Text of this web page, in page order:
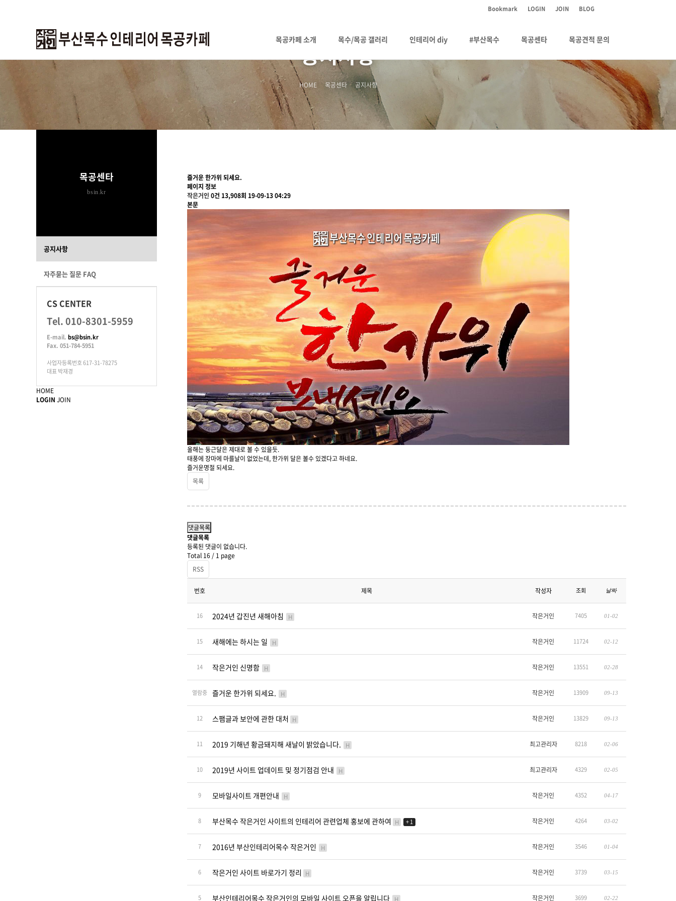
BLOG
JOIN
LOGIN
Bookmark
목공카페 소개 목수/목공 갤러리 인테리어 diy #부산목수 목공센타
하위분류
목공견적 문의
공지사항
HOME 목공센타 공지사항
즐거운 한가위 되세요.
페이지 정보
작은거인 0건 13,908회 19-09-13 04:29
본문
올해는 둥근달은 제대로 볼 수 있을듯.
태풍에 장마에 마를날이 없었는데, 한가위 달은 볼수 있겠다고 하네요.
즐거운명절 되세요.
목록
댓글목록
댓글목록
등록된 댓글이 없습니다.
Total 16 / 1 page
RSS
번호 제목 작성자 조회 날짜
16 2024년 갑진년 새해아침 H 작은거인 7405 01-02
15 새해에는 하시는 일 H 작은거인 11724 02-12
14 작은거인 신명함 H 작은거인 13551 02-28
열람중 즐거운 한가위 되세요. H 작은거인 13909 09-13
12 스팸글과 보안에 관한 대처 H 작은거인 13829 09-13
11 2019 기해년 황금돼지해 새날이 밝았습니다. H 최고관리자 8218 02-06
10 2019년 사이트 업데이트 및 정기점검 안내 H 최고관리자 4329 02-05
9 모바일사이트 개편안내 H 작은거인 4352 04-17
8 부산목수 작은거인 사이트의 인테리어 관련업체 홍보에 관하여 H + 1 작은거인 4264 03-02
7 2016년 부산인테리어목수 작은거인 H 작은거인 3546 01-04
6 작은거인 사이트 바로가기 정리 H 작은거인 3739 03-15
5 부산인테리어목수 작은거인의 모바일 사이트 오픈을 알립니다 H 작은거인 3699 02-22
목공센타
bsin.kr
공지사항
자주묻는 질문 FAQ
CS CENTER
Tel. 010-8301-5959
E-mail. bs@bsin.kr
Fax. 051-784-5951
사업자등록번호 617-31-78275
대표 박재경
HOME
LOGIN JOIN